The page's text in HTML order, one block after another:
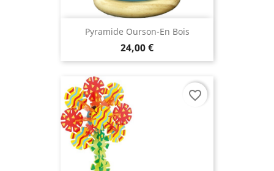
Pyramide Ourson-En Bois
24,00 €
favorite_border